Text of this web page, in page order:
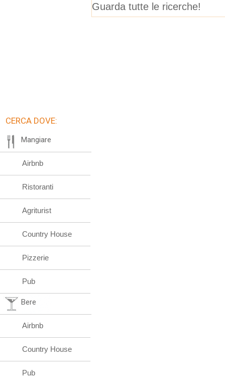
Guarda tutte le ricerche!
CERCA DOVE:
Mangiare
Airbnb
Ristoranti
Agriturist
Country House
Pizzerie
Pub
Bere
Airbnb
Country House
Pub